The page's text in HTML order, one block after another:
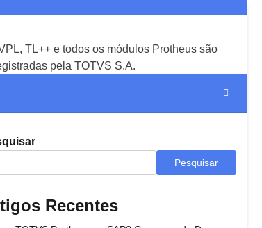
TL++ e todos os módulos Protheus são
pela TOTVS S.A.
Pesquisar
Recentes